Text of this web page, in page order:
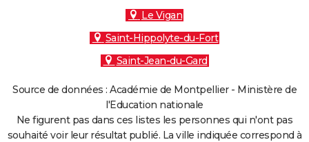
Le Vigan
Saint-Hippolyte-du-Fort
Saint-Jean-du-Gard
Source de données : Académie de Montpellier - Ministère de
l'Education nationale
Ne figurent pas dans ces listes les personnes qui n'ont pas
souhaité voir leur résultat publié. La ville indiquée correspond à